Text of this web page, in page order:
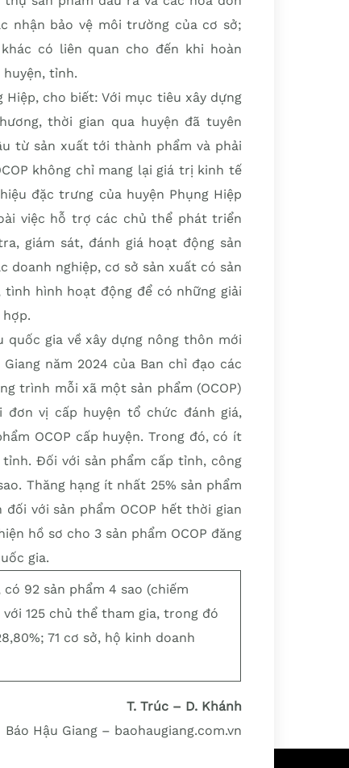
nhận bảo vệ môi trường của cơ sở;
có liên quan cho đến khi hoàn
tỉnh.
Hiệp, cho biết: Với mục tiêu xây dựng
thời gian qua huyện đã tuyên
từ sản xuất tới thành phẩm và phải
không chỉ mang lại giá trị kinh tế
đặc trưng của huyện Phụng Hiệp
việc hỗ trợ các chủ thể phát triển
giám sát, đánh giá hoạt động sản
doanh nghiệp, cơ sở sản xuất có sản
tình hình hoạt động để có những giải
gia về xây dựng nông thôn mới
năm 2024 của Ban chỉ đạo các
trình mỗi xã một sản phẩm (OCOP)
vị cấp huyện tổ chức đánh giá,
OCOP cấp huyện. Trong đó, có ít
tỉnh. Đối với sản phẩm cấp tỉnh, công
Thăng hạng ít nhất 25% sản phẩm
với sản phẩm OCOP hết thời gian
hồ sơ cho 3 sản phẩm OCOP đăng
gia.
92 sản phẩm 4 sao (chiếm
với 125 chủ thể tham gia, trong đó
71 cơ sở, hộ kinh doanh
T. Trúc – D. Khánh
Báo Hậu Giang – baohaugiang.com.vn